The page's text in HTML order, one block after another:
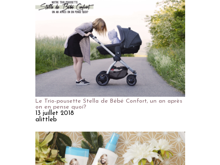
Le Trio-pousette Stella de Bébé Confort, un an après
on en pense quoi?
13 juillet 2018
alittleb